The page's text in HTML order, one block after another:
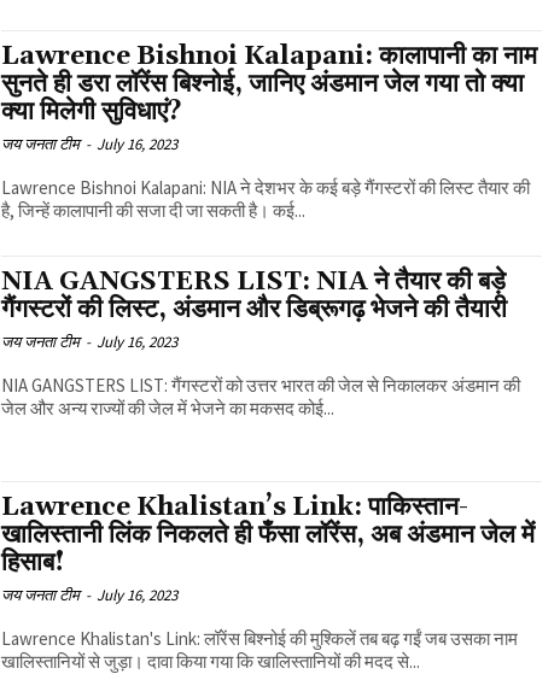
Lawrence Bishnoi Kalapani: कालापानी का नाम
सुनते ही डरा लॉरेंस बिश्नोई, जानिए अंडमान जेल गया तो क्या
क्या मिलेगी सुविधाएं?
जय जनता टीम - July 16, 2023
Lawrence Bishnoi Kalapani: NIA ने देशभर के कई बड़े गैंगस्टरों की लिस्ट तैयार की
है, जिन्हें कालापानी की सजा दी जा सकती है। कई...
NIA GANGSTERS LIST: NIA ने तैयार की बड़े
गैंगस्टरों की लिस्ट, अंडमान और डिब्रूगढ़ भेजने की तैयारी
जय जनता टीम - July 16, 2023
NIA GANGSTERS LIST: गैंगस्टरों को उत्तर भारत की जेल से निकालकर अंडमान की
जेल और अन्य राज्यों की जेल में भेजने का मकसद कोई...
Lawrence Khalistan’s Link: पाकिस्तान-
खालिस्तानी लिंक निकलते ही फँसा लॉरेंस, अब अंडमान जेल में
हिसाब!
जय जनता टीम - July 16, 2023
Lawrence Khalistan's Link: लॉरेंस बिश्नोई की मुश्किलें तब बढ़ गईं जब उसका नाम
खालिस्तानियों से जुड़ा। दावा किया गया कि खालिस्तानियों की मदद से...